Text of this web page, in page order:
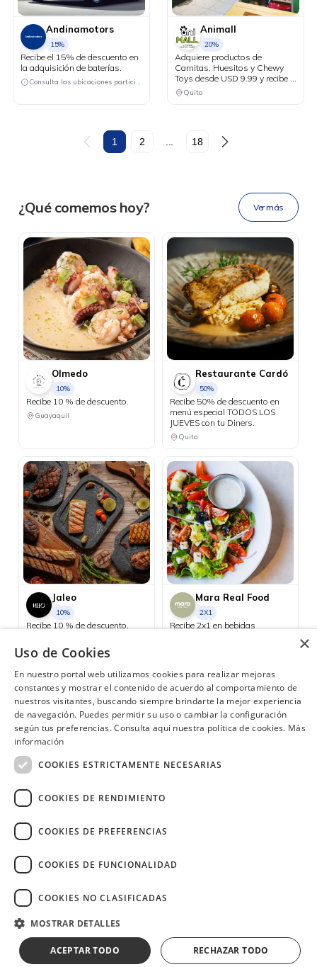
Andinamotors
15%
Recibe el 15% de descuento en
la adquisición de baterías.
Consulta las ubicaciones participantes
Animall
20%
Adquiere productos de
Carnitas, Huesitos y Chewy
Toys desde USD 9.99 y recibe el
20% de descuento en tu factura
al pagar con tu tarjeta Diners
Quito
1 2 18
Ahora tus blu benefits
en una
sola app.
DESCÁRGALA
¿Qué comemos hoy? Ver más
Olmedo
10%
Recibe 10 % de descuento.
Guayaquil
Restaurante Cardó
50%
Recibe 50% de descuento en
menú especial TODOS LOS
JUEVES con tu Diners.
Quito
Jaleo
10%
Recibe 10 % de descuento.
Mara Real Food
2X1
Recibe 2x1 en bebidas
¿Necesitas ayuda? (02) 298 1300
Derechos reservados.
×
Uso de Cookies
En nuestro portal web utilizamos cookies para realizar mejoras
constantes y mostrar el contenido de acuerdo al comportamiento de
nuestros visitantes, buscando siempre brindarte la mejor experiencia
de navegación. Puedes permitir su uso o cambiar la configuración
según tus preferencias. Consulta aquí nuestra política de cookies. Más
información
COOKIES ESTRICTAMENTE NECESARIAS
COOKIES DE RENDIMIENTO
COOKIES DE PREFERENCIAS
COOKIES DE FUNCIONALIDAD
COOKIES NO CLASIFICADAS
MOSTRAR DETALLES
ACEPTAR TODO RECHAZAR TODO